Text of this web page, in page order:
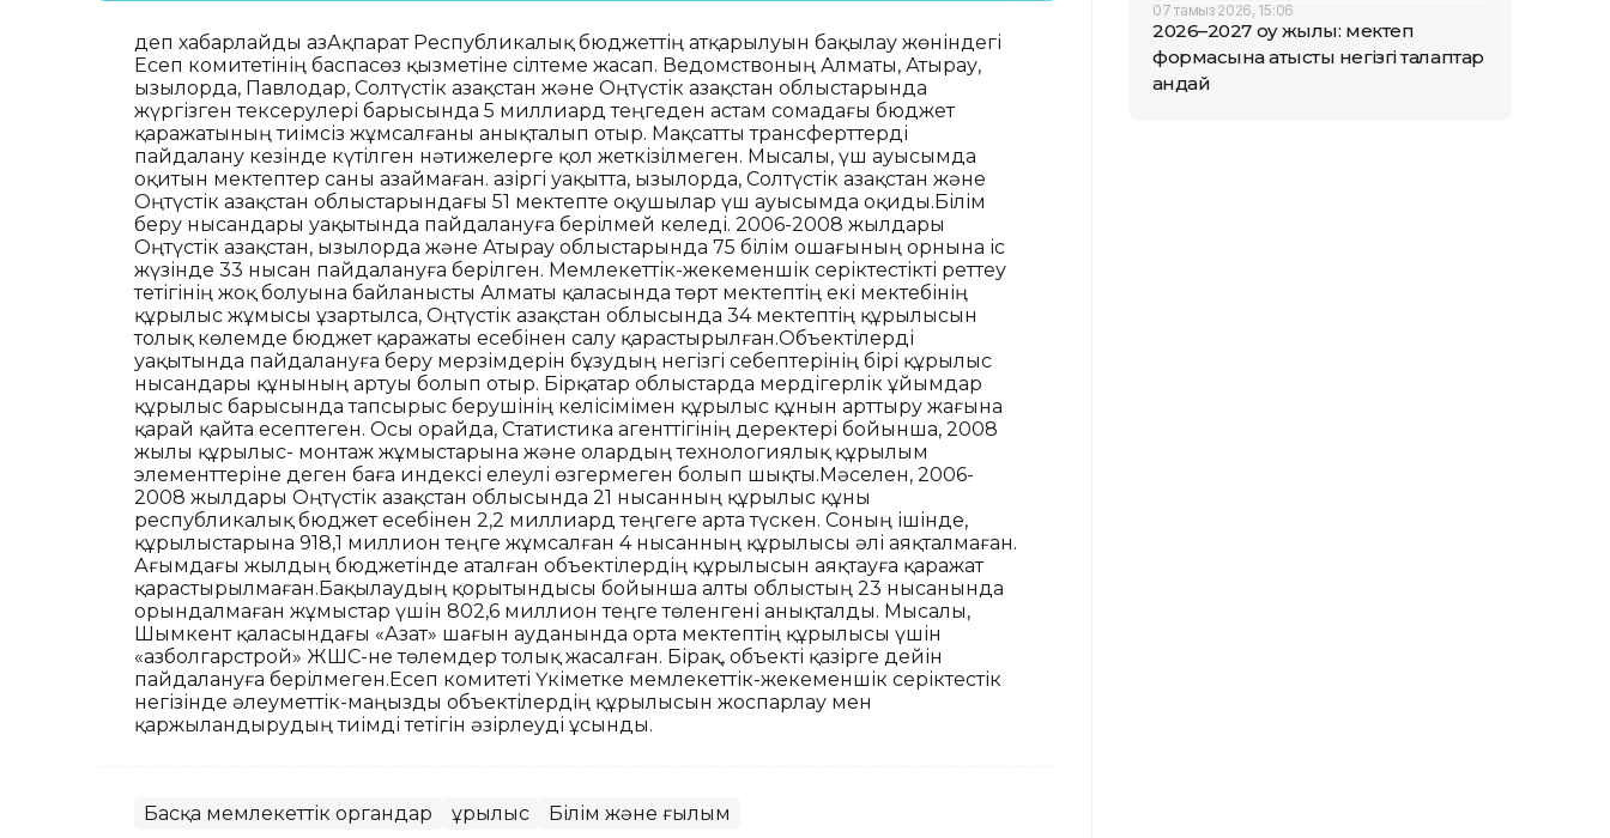
деп хабарлайды ҚазАқпарат Республикалық бюджеттің атқарылуын бақылау жөніндегі
Есеп комитетінің баспасөз қызметіне сілтеме жасап. Ведомствоның Алматы, Атырау,
Қызылорда, Павлодар, Солтүстік Қазақстан және Оңтүстік Қазақстан облыстарында
жүргізген тексерулері барысында 5 миллиард теңгеден астам сомадағы бюджет
қаражатының тиімсіз жұмсалғаны анықталып отыр. Мақсатты трансферттерді
пайдалану кезінде күтілген нәтижелерге қол жеткізілмеген. Мысалы, үш ауысымда
оқитын мектептер саны азаймаған. Қазіргі уақытта, Қызылорда, Солтүстік Қазақстан және
Оңтүстік Қазақстан облыстарындағы 51 мектепте оқушылар үш ауысымда оқиды.Білім
беру нысандары уақытында пайдалануға берілмей келеді. 2006-2008 жылдары
Оңтүстік Қазақстан, Қызылорда және Атырау облыстарында 75 білім ошағының орнына іс
жүзінде 33 нысан пайдалануға берілген. Мемлекеттік-жекеменшік серіктестікті реттеу
тетігінің жоқ болуына байланысты Алматы қаласында төрт мектептің екі мектебінің
құрылыс жұмысы ұзартылса, Оңтүстік Қазақстан облысында 34 мектептің құрылысын
толық көлемде бюджет қаражаты есебінен салу қарастырылған.Объектілерді
уақытында пайдалануға беру мерзімдерін бұзудың негізгі себептерінің бірі құрылыс
нысандары құнының артуы болып отыр. Бірқатар облыстарда мердігерлік ұйымдар
құрылыс барысында тапсырыс берушінің келісімімен құрылыс құнын арттыру жағына
қарай қайта есептеген. Осы орайда, Статистика агенттігінің деректері бойынша, 2008
жылы құрылыс- монтаж жұмыстарына және олардың технологиялық құрылым
элементтеріне деген баға индексі елеулі өзгермеген болып шықты.Мәселен, 2006-
2008 жылдары Оңтүстік Қазақстан облысында 21 нысанның құрылыс құны
республикалық бюджет есебінен 2,2 миллиард теңгеге арта түскен. Соның ішінде,
құрылыстарына 918,1 миллион теңге жұмсалған 4 нысанның құрылысы әлі аяқталмаған.
Ағымдағы жылдың бюджетінде аталған объектілердің құрылысын аяқтауға қаражат
қарастырылмаған.Бақылаудың қорытындысы бойынша алты облыстың 23 нысанында
орындалмаған жұмыстар үшін 802,6 миллион теңге төленгені анықталды. Мысалы,
Шымкент қаласындағы «Азат» шағын ауданында орта мектептің құрылысы үшін
«Қазболгарстрой» ЖШС-не төлемдер толық жасалған. Бірақ, объекті қазірге дейін
пайдалануға берілмеген.Есеп комитеті Үкіметке мемлекеттік-жекеменшік серіктестік
негізінде әлеуметтік-маңызды объектілердің құрылысын жоспарлау мен
қаржыландырудың тиімді тетігін әзірлеуді ұсынды.
Басқа мемлекеттік органдар Құрылыс Білім және ғылым
07 тамыз 2026, 15:06
2026–2027 оқу жылы: мектеп
формасына қатысты негізгі талаптар
қандай